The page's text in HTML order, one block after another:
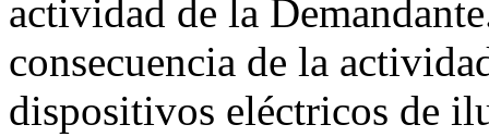
actividad de la
consecuencia de la
dispositivos eléctricos de